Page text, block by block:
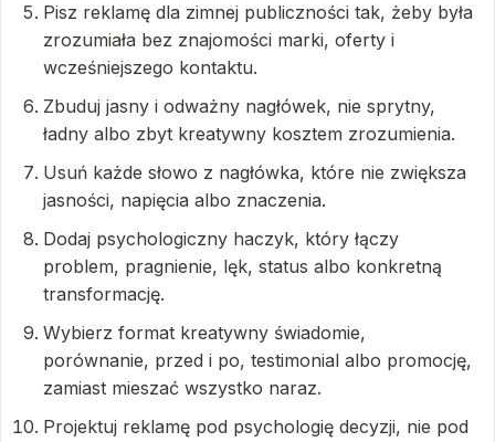
Pisz reklamę dla zimnej publiczności tak, żeby była
zrozumiała bez znajomości marki, oferty i
wcześniejszego kontaktu.
Zbuduj jasny i odważny nagłówek, nie sprytny,
ładny albo zbyt kreatywny kosztem zrozumienia.
Usuń każde słowo z nagłówka, które nie zwiększa
jasności, napięcia albo znaczenia.
Dodaj psychologiczny haczyk, który łączy
problem, pragnienie, lęk, status albo konkretną
transformację.
Wybierz format kreatywny świadomie,
porównanie, przed i po, testimonial albo promocję,
zamiast mieszać wszystko naraz.
Projektuj reklamę pod psychologię decyzji, nie pod